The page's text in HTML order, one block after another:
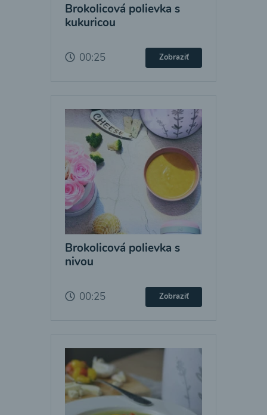
Brokolicová polievka s
kukuricou
00:25 Zobraziť
Brokolicová polievka s
nivou
00:25 Zobraziť